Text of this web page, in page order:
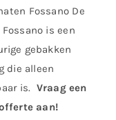
Fossano De
is een
gebakken
die alleen
is. Vraag een
aan!